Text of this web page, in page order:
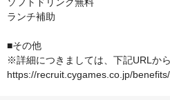
ソフトドリンク無料
ランチ補助
■その他
※詳細につきましては、下記URLから
https://recruit.cygames.co.jp/benefits/